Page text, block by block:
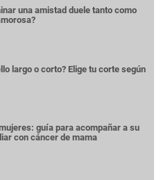
una amistad duele tanto como
largo o corto? Elige tu corte según
guía para acompañar a su
con cáncer de mama